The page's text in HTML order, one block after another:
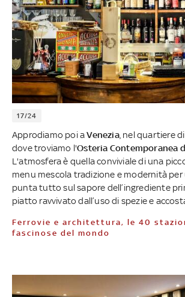
17/24
Approdiamo poi aVenezia, nel quartiere di
dove troviamo l'Osteria Contemporanea
L'atmosfera è quella conviviale di una
menu mescola tradizione e modernità per
punta tutto sul sapore dell’ingrediente
piatto ravvivato dall’uso di spezie e
Ferrovie e architettura, le 40 stazioni più
fascinose del mondo